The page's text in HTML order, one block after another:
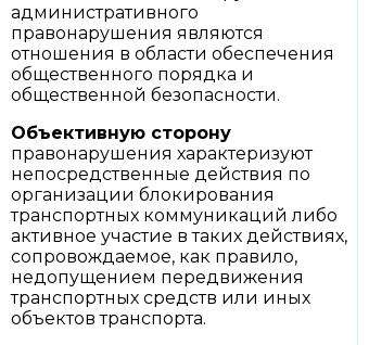
административного
правонарушения являются
отношения в области обеспечения
общественного порядка и
общественной безопасности.
Объективную сторону
правонарушения характеризуют
непосредственные действия по
организации блокирования
транспортных коммуникаций либо
активное участие в таких действиях,
сопровождаемое, как правило,
недопущением передвижения
транспортных средств или иных
объектов транспорта.